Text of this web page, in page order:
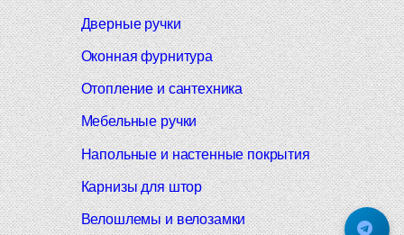
Дверные ручки
Оконная фурнитура
Отопление и сантехника
Мебельные ручки
Напольные и настенные покрытия
Карнизы для штор
Велошлемы и велозамки